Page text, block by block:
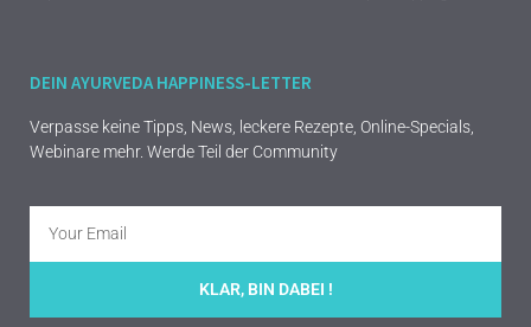
DEIN AYURVEDA HAPPINESS-LETTER
Verpasse keine Tipps, News, leckere Rezepte, Online-Specials,
Webinare mehr. Werde Teil der Community
KLAR, BIN DABEI !